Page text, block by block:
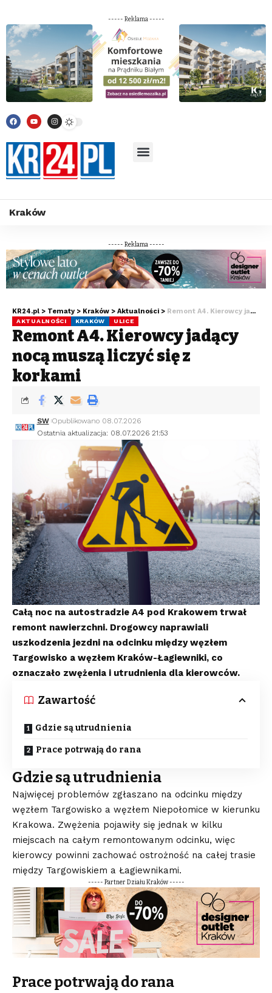
----- Reklama -----
Kraków
----- Reklama -----
KR24.pl > Tematy > Kraków > Aktualności > Remont A4. Kierowcy jadący nocą muszą liczyć się z korkami
AKTUALNOŚCI KRAKÓW ULICE
Remont A4. Kierowcy jadący
nocą muszą liczyć się z
korkami
Ostatnia aktualizacja: 08.07.2026 21:53
SW Opublikowano 08.07.2026
Całą noc na autostradzie A4 pod Krakowem trwał
remont nawierzchni. Drogowcy naprawiali
uszkodzenia jezdni na odcinku między węzłem
Targowisko a węzłem Kraków-Łagiewniki, co
oznaczało zwężenia i utrudnienia dla kierowców.
Zawartość
Gdzie są utrudnienia
Prace potrwają do rana
Gdzie są utrudnienia
Najwięcej problemów zgłaszano na odcinku między
węzłem Targowisko a węzłem Niepołomice w kierunku
Krakowa. Zwężenia pojawiły się jednak w kilku
miejscach na całym remontowanym odcinku, więc
kierowcy powinni zachować ostrożność na całej trasie
między Targowiskiem a Łagiewnikami.
----- Partner Działu Kraków -----
Prace potrwają do rana